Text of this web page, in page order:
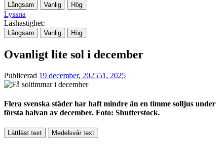
Långsam Vanlig Hög
Lyssna
Läshastighet:
Långsam Vanlig Hög
Ovanligt lite sol i december
Publicerad 19 december, 202551, 2025
Flera svenska städer har haft mindre än en timme solljus under
första halvan av december. Foto: Shutterstock.
Lättläst text Medelsvår text